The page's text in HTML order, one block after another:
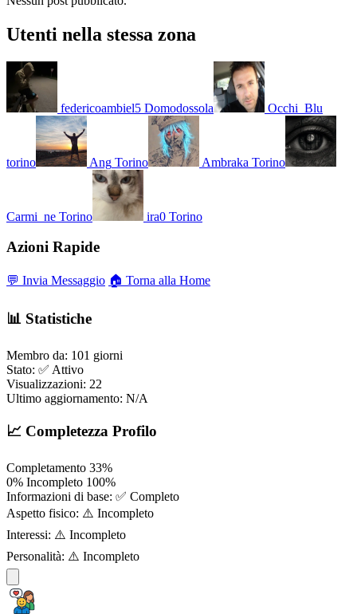
Utenti nella stessa zona
federicoambiel5 Domodossola Occhi_Blu
torino Ang Torino Ambraka Torino
Carmi_ne Torino ira0 Torino
Azioni Rapide
💬 Invia Messaggio 🏠 Torna alla Home
📊 Statistiche
Membro da: 101 giorni
Stato: ✅ Attivo
Visualizzazioni: 22
Ultimo aggiornamento: N/A
📈 Completezza Profilo
Completamento 33%
0% Incompleto 100%
Informazioni di base: ✅ Completo
Aspetto fisico: ⚠️ Incompleto
Interessi: ⚠️ Incompleto
Personalità: ⚠️ Incompleto